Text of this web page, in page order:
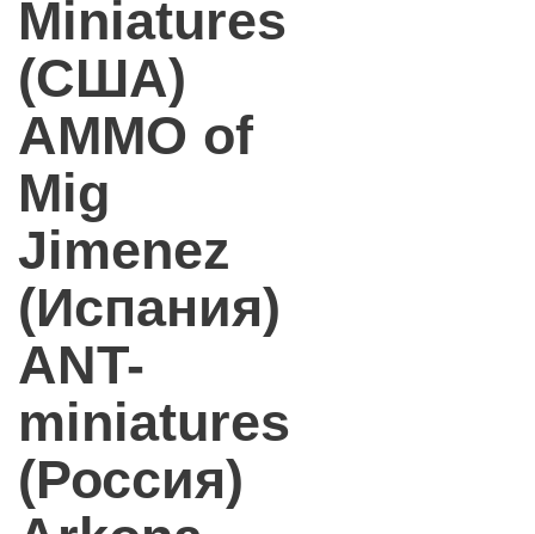
Miniatures
(США)
AMMO of
Mig
Jimenez
(Испания)
ANT-
miniatures
(Россия)